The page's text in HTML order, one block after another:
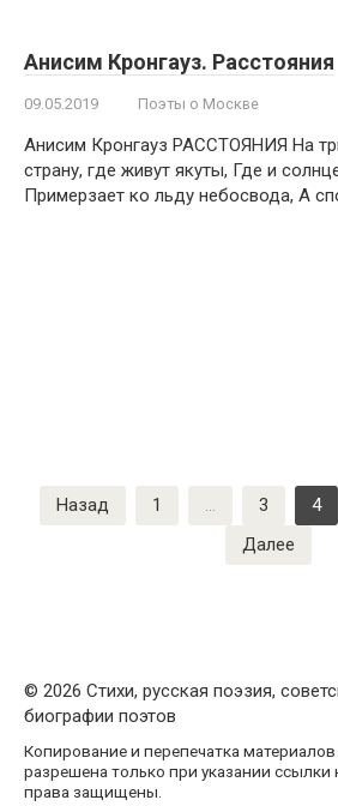
Анисим Кронгауз. Расстояния
09.05.2019 Поэты о Москве
Анисим Кронгауз РАССТОЯНИЯ На
страну, где живут якуты, Где и
Примерзает ко льду небосвода, А
Пагинация
записей
Назад 1 … 3 4
Далее
© 2026 Стихи, русская поэзия,
биографии поэтов
Копирование и перепечатка материалов
разрешена только при указании ссылки
права защищены.